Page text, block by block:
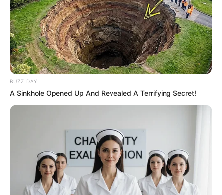
09:04 / 06 Avqust 2026 CƏMİYYƏT
Avqustda pulu tükənməyəcəkbürclər
32 0 0
09:01 / 06 Avqust 2026 CƏMİYYƏT
BUZZ DAY
A Sinkhole Opened Up And Revealed A Terrifying Secret!